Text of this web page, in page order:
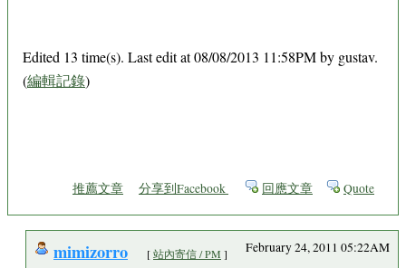
Edited 13 time(s). Last edit at 08/08/2013 11:58PM by gustav.
(編輯記錄)
推薦文章 分享到Facebook 回應文章 Quote
mimizorro [站內寄信 / PM ]
February 24, 2011 05:22AM